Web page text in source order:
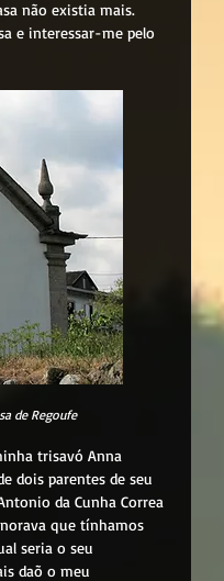
não existia mais.
e interessar-me pelo
de Regoufe
dois parentes de seu
da Cunha Correa
que tínhamos
seria o seu
daõ o meu